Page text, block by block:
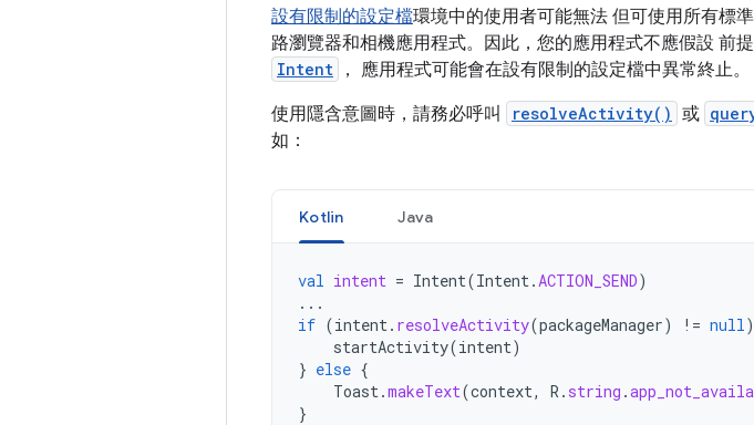
設有限制的設定檔環境中的使用者可能無法 但可使用所有標
路瀏覽器和相機應用程式。因此，您的應用程式不應假設 前
Intent
， 應用程式可能會在設有限制的設定檔中異常終止。
使用隱含意圖時，請務必呼叫
resolveActivity() 或
如：
Kotlin Java
val intent = Intent(Intent.ACTION_SEND)
...
if (intent. resolveActivity(packageManager) != null)
startActivity(intent)
} else {
Toast.makeText(context, R . string .
}